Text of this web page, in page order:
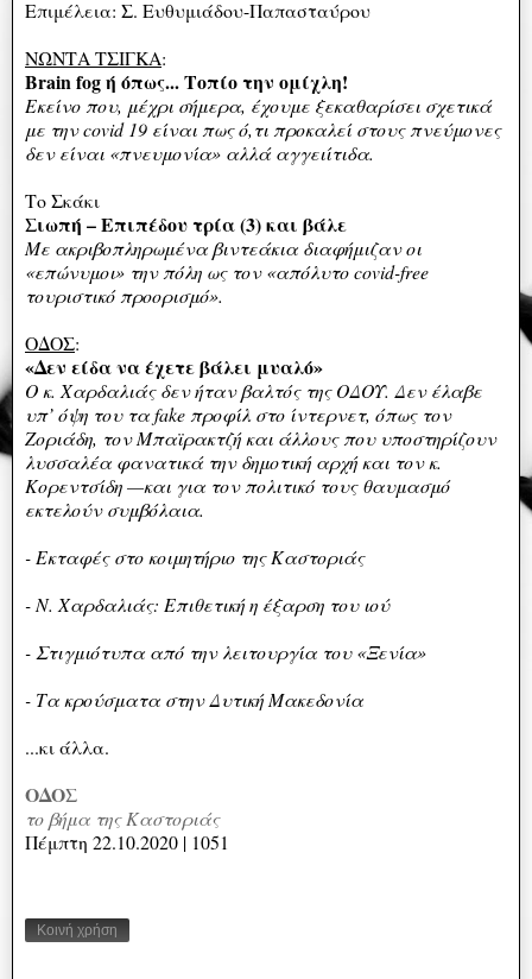
Επιμέλεια: Σ. Ευθυμιάδου-Παπασταύρου
ΝΩΝΤΑ ΤΣΙΓΚΑ:
Brain fog ή όπως... Τοπίο την ομίχλη!
Εκείνο που, μέχρι σήμερα, έχουμε ξεκαθαρίσει σχετικά
με την covid 19 είναι πως ό,τι προκαλεί στους πνεύμονες
δεν είναι «πνευμονία» αλλά αγγειίτιδα.
Το Σκάκι
Σιωπή – Επιπέδου τρία (3) και βάλε
Με ακριβοπληρωμένα βιντεάκια διαφήμιζαν οι
«επώνυμοι» την πόλη ως τον «απόλυτο covid-free
τουριστικό προορισμό».
ΟΔΟΣ:
«Δεν είδα να έχετε βάλει μυαλό»
Ο κ. Χαρδαλιάς δεν ήταν βαλτός της ΟΔΟΥ. Δεν έλαβε
υπ’ όψη του τα fake προφίλ στο ίντερνετ, όπως τον
Ζοριάδη, τον Μπαϊρακτζή και άλλους που υποστηρίζουν
λυσσαλέα φανατικά την δημοτική αρχή και τον κ.
Κορεντσίδη —και για τον πολιτικό τους θαυμασμό
εκτελούν συμβόλαια.
- Εκταφές στο κοιμητήριο της Καστοριάς
- Ν. Χαρδαλιάς: Επιθετική η έξαρση του ιού
- Στιγμιότυπα από την λειτουργία του «Ξενία»
- Τα κρούσματα στην Δυτική Μακεδονία
...κι άλλα.
ΟΔΟΣ
το βήμα της Καστοριάς
Πέμπτη 22.10.2020 | 1051
Κοινή χρήση